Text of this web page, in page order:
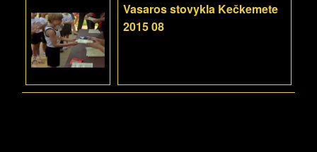
Vasaros stovykla Kečkemete
2015 08